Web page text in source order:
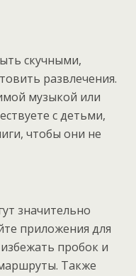
скучными,
развлечения.
музыкой или
с детьми,
чтобы они не
значительно
приложения для
пробок и
Также